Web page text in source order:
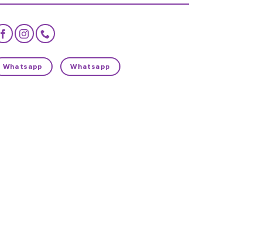
Whatsapp Whatsapp